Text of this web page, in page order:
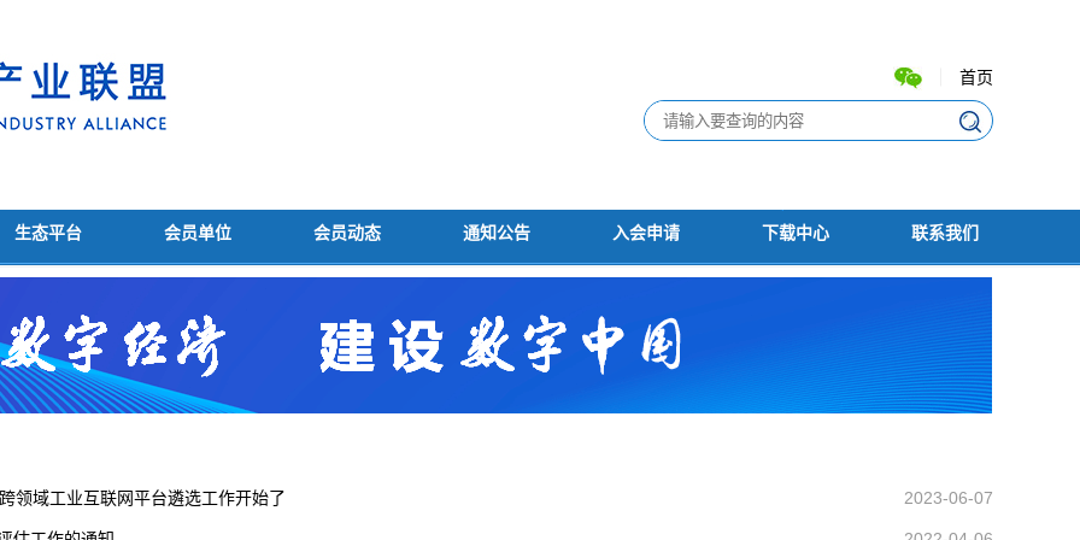
首页
生态平台 会员单位 会员动态 通知公告 入会申请 下载中心 联系我们
领域工业互联网平台遴选工作开始了 2023-06-07